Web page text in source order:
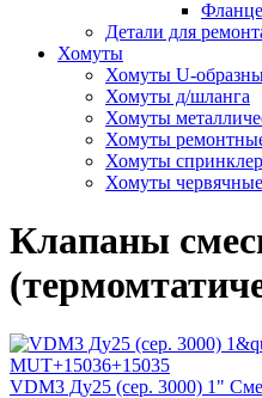
Детали для
Хомуты
Хомуты U-
Хомуты д/шланга
Хомуты
Хомуты
Хомуты
Хомуты червячные
Клапаны
VDM3 Ду25 (сер. 3000) 1"